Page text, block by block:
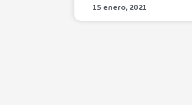
15 enero, 2021